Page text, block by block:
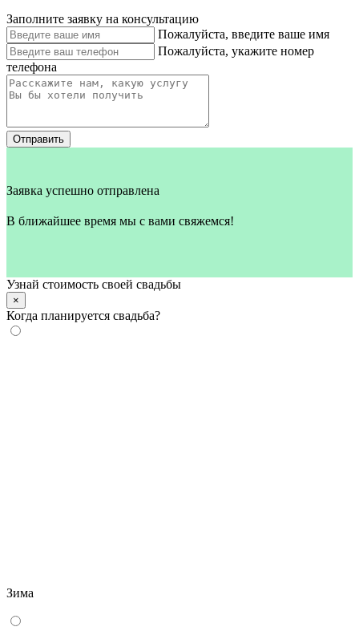
Заполните заявку на консультацию
Пожалуйста, введите ваше имя
Пожалуйста, укажите номер
телефона
Отправить
Заявка успешно отправлена
В ближайшее время мы с вами свяжемся!
Узнай стоимость своей свадьбы
×
Когда планируется свадьба?
Зима